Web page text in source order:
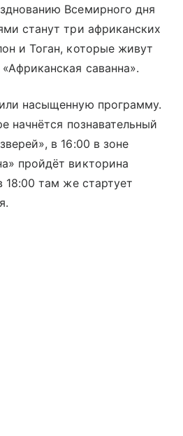
Всемирного дня
станут три африканских
и Тоган, которые живут
саванна».
насыщенную программу.
начнётся познавательный
в 16:00 в зоне
пройдёт викторина
18:00 там же стартует